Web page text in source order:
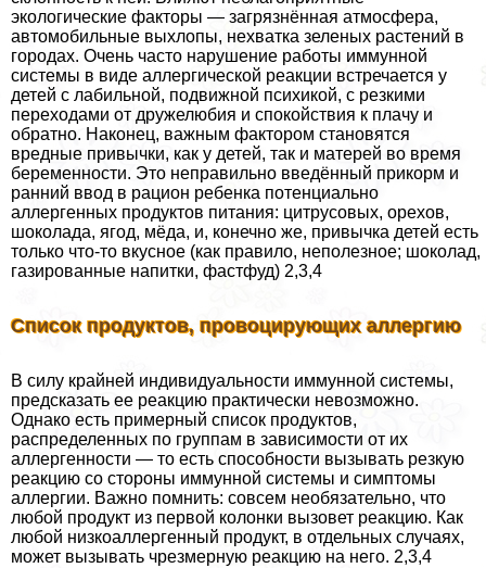
экологические факторы — загрязнённая атмосфера,
автомобильные выхлопы, нехватка зеленых растений в
городах. Очень часто нарушение работы иммунной
системы в виде аллергической реакции встречается у
детей с лабильной, подвижной психикой, с резкими
переходами от дружелюбия и спокойствия к плачу и
обратно. Наконец, важным фактором становятся
вредные привычки, как у детей, так и матерей во время
беременности. Это неправильно введённый прикорм и
ранний ввод в рацион ребенка потенциально
аллергенных продуктов питания: цитрусовых, орехов,
шоколада, ягод, мёда, и, конечно же, привычка детей есть
только что-то вкусное (как правило, неполезное; шоколад,
газированные напитки, фастфуд) 2,3,4
Список продуктов, провоцирующих аллергию
В силу крайней индивидуальности иммунной системы,
предсказать ее реакцию пpaктически невозможно.
Однако есть примерный список продуктов,
распределенных по группам в зависимости от их
аллергенности — то есть способности вызывать резкую
реакцию со стороны иммунной системы и симптомы
аллергии. Важно помнить: совсем необязательно, что
любой продукт из первой колонки вызовет реакцию. Как
любой низкоаллергенный продукт, в отдельных случаях,
может вызывать чрезмерную реакцию на него. 2,3,4